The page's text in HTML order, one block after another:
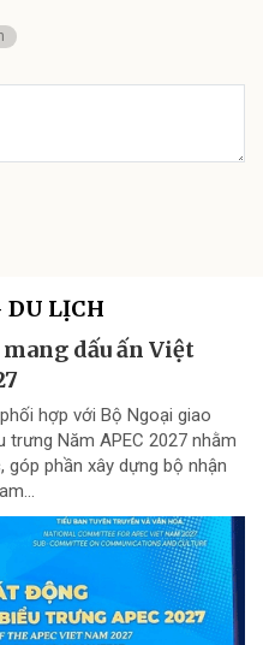
DU LỊCH
dấu ấn Việt
hợp với Bộ Ngoại giao
Năm APEC 2027 nhằm
góp phần xây dựng bộ nhận